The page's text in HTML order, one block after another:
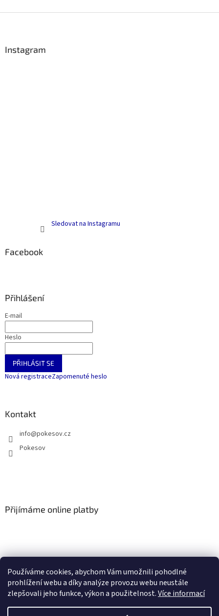
Používáme cookies, abychom Vám umožnili pohodlné
prohlížení webu a díky analýze provozu webu neustále
zlepšovali jeho funkce, výkon a použitelnost.Více informací
Instagram
Sledovat na Instagramu
Facebook
Přihlášení
E-mail
Heslo
PŘIHLÁSIT SE
Nová registraceZapomenuté heslo
Kontakt
info@pokesov.cz
Pokesov
Přijímáme online platby
SLOVNÍČEK POJMŮ